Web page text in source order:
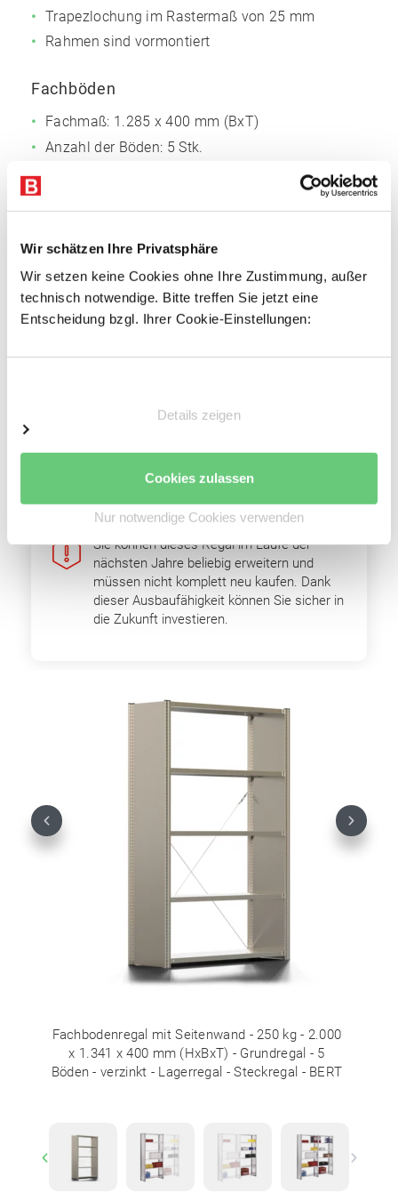
Wir schätzen Ihre Privatsphäre
Wir setzen keine Cookies ohne Ihre Zustimmung, außer
technisch notwendige. Bitte treffen Sie jetzt eine
Entscheidung bzgl. Ihrer Cookie-Einstellungen:
Details zeigen
Cookies zulassen
Nur notwendige Cookies verwenden
Trapezlochung im Rastermaß von 25 mm
Rahmen sind vormontiert
Fachböden
Fachmaß: 1.285 x 400 mm (BxT)
Anzahl der Böden: 5 Stk.
Mit Systemlochungen für Zubehör
Vorteile
Einfacher Regalaufbau
Hohe Wirtschaftlichkeit
Sie können dieses Regal im Laufe der
nächsten Jahre beliebig erweitern und
müssen nicht komplett neu kaufen. Dank
dieser Ausbaufähigkeit können Sie sicher in
die Zukunft investieren.
Fachbodenregal mit Seitenwand - 250 kg - 2.000
x 1.341 x 400 mm (HxBxT) - Grundregal - 5
Böden - verzinkt - Lagerregal - Steckregal - BERT
Previous Next
Previous Next